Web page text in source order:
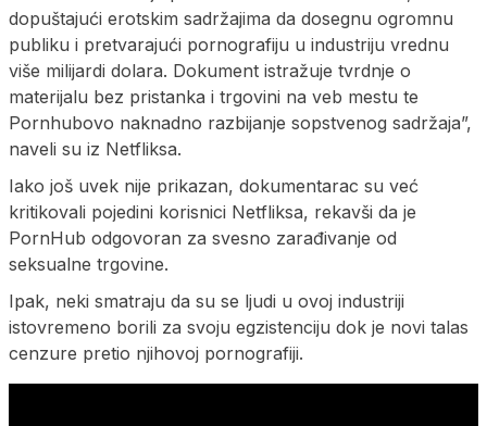
dopuštajući erotskim sadržajima da dosegnu ogromnu
publiku i pretvarajući pornografiju u industriju vrednu
više milijardi dolara. Dokument istražuje tvrdnje o
materijalu bez pristanka i trgovini na veb mestu te
Pornhubovo naknadno razbijanje sopstvenog sadržaja”,
naveli su iz Netfliksa.
Iako još uvek nije prikazan, dokumentarac su već
kritikovali pojedini korisnici Netfliksa, rekavši da je
PornHub odgovoran za svesno zarađivanje od
seksualne trgovine.
Ipak, neki smatraju da su se ljudi u ovoj industriji
istovremeno borili za svoju egzistenciju dok je novi talas
cenzure pretio njihovoj pornografiji.